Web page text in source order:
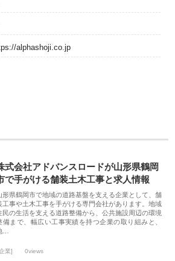
alphashoji.co.jp
式会社アドバンスロードが山形県鶴岡
で手がける舗装土木工事と求人情報
形県鶴岡市で地域の道路基盤を支える企業として、舗
工事や土木工事を手がける専門会社があります。地域
民の生活を支える道路整備から、公共施設周辺の環境
備まで、幅広い工事実績を持つ企業の取り組みと、
…
業] 0views